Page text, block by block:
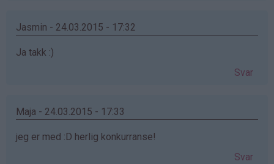
Jasmin - 24.03.2015 - 17:32
Ja takk :)
Svar
Maja - 24.03.2015 - 17:33
jeg er med :D herlig konkurranse!
Svar